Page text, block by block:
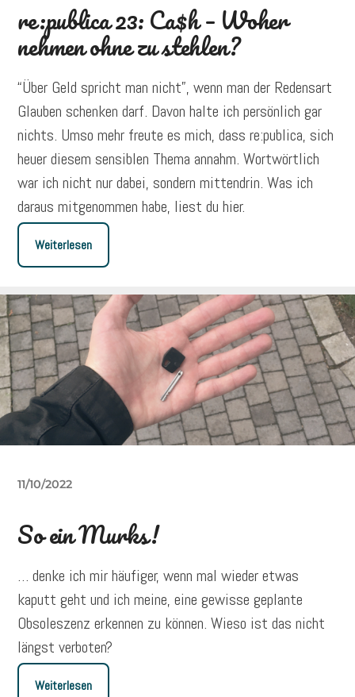
re:publica 23: Ca$h – Woher
nehmen ohne zu stehlen?
“Über Geld spricht man nicht”, wenn man der Redensart
Glauben schenken darf. Davon halte ich persönlich gar
nichts. Umso mehr freute es mich, dass re:publica, sich
heuer diesem sensiblen Thema annahm. Wortwörtlich
war ich nicht nur dabei, sondern mittendrin. Was ich
daraus mitgenommen habe, liest du hier.
Weiterlesen
11/10/2022
So ein Murks!
… denke ich mir häufiger, wenn mal wieder etwas
kaputt geht und ich meine, eine gewisse geplante
Obsoleszenz erkennen zu können. Wieso ist das nicht
längst verboten?
Weiterlesen